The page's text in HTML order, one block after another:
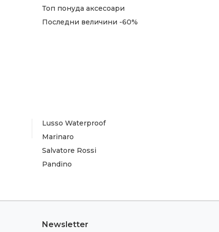
Топ понуда аксесоари
Последни величини -60%
Lusso Waterproof
Marinaro
Salvatore Rossi
Pandino
Newsletter